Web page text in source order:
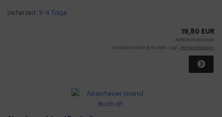
Lieferzeit:3-4 Tage
19,80 EUR
19,80 EUR pro Expl.
Endpreis nach § 19 UStG. zzgl. Versandkosten